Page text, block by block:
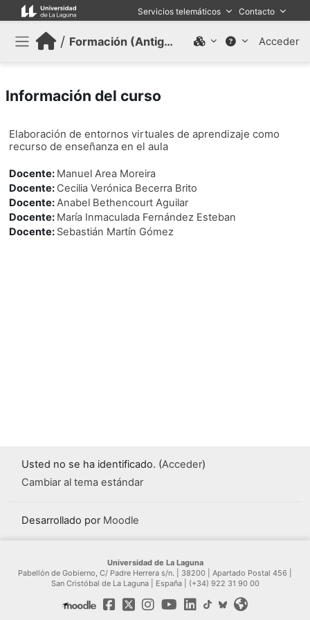
Salta al contenido principal Servicios telemáticos Contacto
/ Formación (Antiguo) Acceder
Información del curso
Elaboración de entornos virtuales de aprendizaje como
recurso de enseñanza en el aula
Docente: Manuel Area Moreira
Docente: Cecilia Verónica Becerra Brito
Docente:Anabel Bethencourt Aguilar
Docente: María Inmaculada Fernández Esteban
Docente: Sebastián Martín Gómez
Usted no se ha identificado. (Acceder)
Cambiar al tema estándar
Desarrollado por Moodle
Universidad de La Laguna
Pabellón de Gobierno, C/ Padre Herrera s/n. | 38200 | Apartado Postal 456 |
San Cristóbal de La Laguna | España | (+34) 922 31 90 00